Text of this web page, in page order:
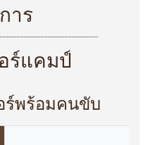
าร
ร์แคมป์
ร์พร้อมคนขับ